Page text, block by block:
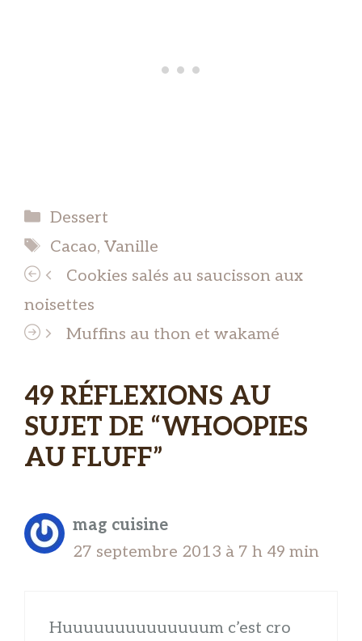
Catégories
Dessert
Étiquettes
Cacao, Vanille
Cookies salés au saucisson aux
noisettes
Muffins au thon et wakamé
49 RÉFLEXIONS AU
SUJET DE “WHOOPIES
AU FLUFF”
mag cuisine
27 septembre 2013 à 7 h 49 min
Huuuuuuuuuuuuuum c’est cro